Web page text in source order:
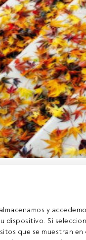
y
Si
que se muestran
Acceder a
la coyuntura actual